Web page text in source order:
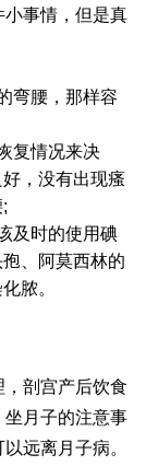
小事情，但是真
弯腰，那样容
复情况来决
，没有出现瘙
及时的使用碘
、阿莫西林的
脓。
剖宫产后饮食
坐月子的注意事
远离月子病。